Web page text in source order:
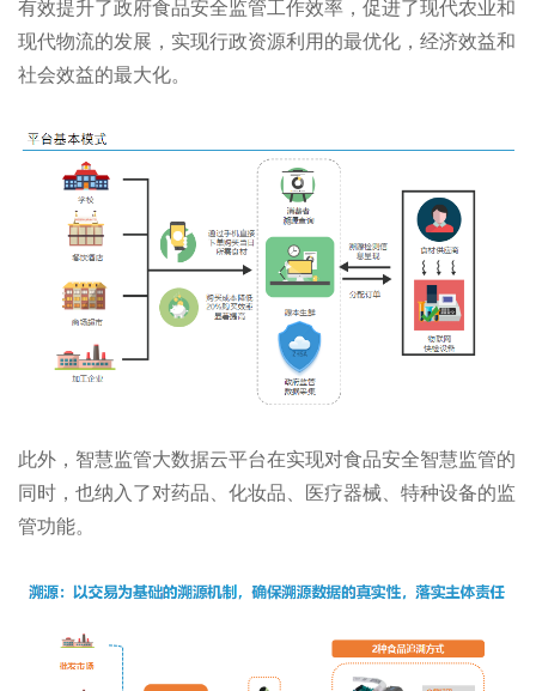
有效提升了政府食品安全监管工作效率，促进了现代农业和
现代物流的发展，实现行政资源利用的最优化，经济效益和
社会效益的最大化。
此外，智慧监管大数据云平台在实现对食品安全智慧监管的
同时，也纳入了对药品、化妆品、医疗器械、特种设备的监
管功能。